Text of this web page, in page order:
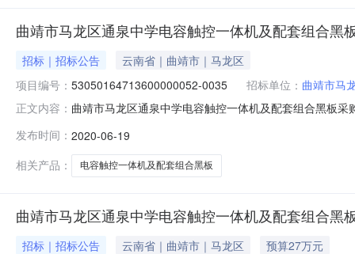
曲靖市马龙区通泉中学电容触控一体机及配套组合黑
招标｜招标公告
云南省｜曲靖市｜马龙区
项目编号： 53050164713600000052-0035 招标单位： 曲靖市马
正文内容： 曲靖市马龙区通泉中学电容触控一体机及配套组合黑板
马龙区通泉中学社会信用代码：12530321431745426X
项目编号ZC530
发布时间： 2020-06-19
相关产品：
电容触控一体机及配套组合黑板
曲靖市马龙区通泉中学电容触控一体机及配套组合黑
招标｜招标公告 云南省｜曲靖市｜马龙区
预算27万元